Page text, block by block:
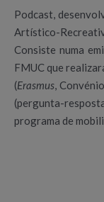
Podcast,
Artístico-
Consiste numa
FMUC que
(Erasmus ,
(pergunta-
programa de